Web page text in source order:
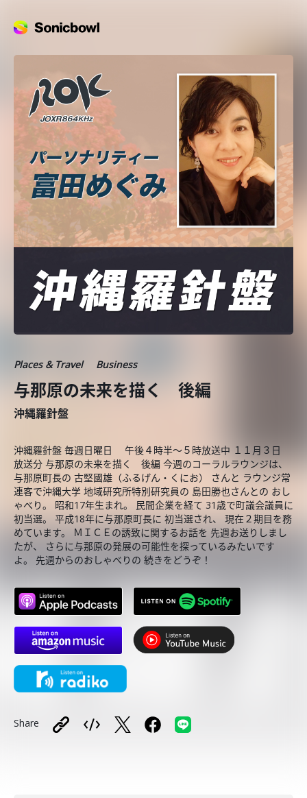
Places & Travel Business
与那原の未来を描く 後編
沖縄羅針盤
沖縄羅針盤 毎週日曜日 午後４時半～５時放送中 １１月３日
放送分 与那原の未来を描く 後編 今週のコーラルラウンジは、
与那原町長の 古堅國雄（ふるげん・くにお） さんと ラウンジ常
連客で沖縄大学 地域研究所特別研究員の 島田勝也さんとの おし
ゃべり。 昭和17年生まれ。 民間企業を経て 31歳で町議会議員に
初当選。 平成18年に与那原町長に 初当選され、 現在２期目を務
めています。 ＭＩＣＥの誘致に関するお話を 先週お送りしまし
たが、 さらに与那原の発展の可能性を探っているみたいです
よ。 先週からのおしゃべりの 続きをどうぞ！
Share